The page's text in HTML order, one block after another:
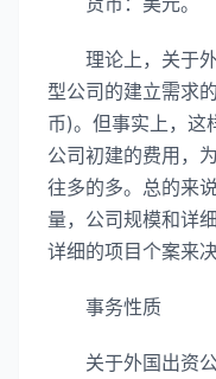
理论上，关于外
型公司的建立需求
币)。但事实上，这
公司初建的费用，
往多的多。总的来
量，公司规模和详
详细的项目个案来
事务性质
关于外国出资公